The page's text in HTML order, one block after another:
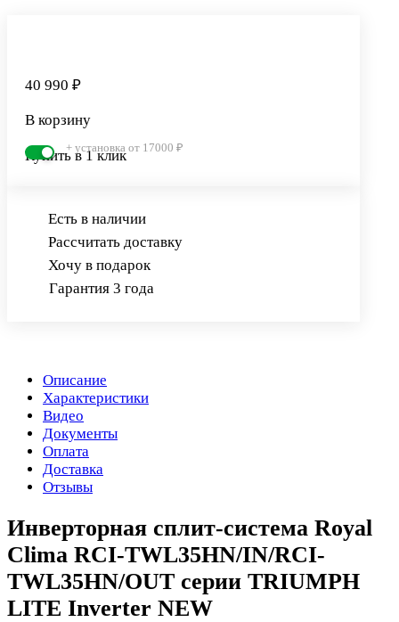
40 990 ₽
В корзину
+ установка от 17000 ₽
Купить в 1 клик
Есть в наличии
Рассчитать доставку
Хочу в подарок
Гарантия 3 года
Описание
Характеристики
Видео
Документы
Оплата
Доставка
Отзывы
Инверторная сплит-система Royal
Clima RCI-TWL35HN/IN/RCI-
TWL35HN/OUT серии TRIUMPH
LITE Inverter NEW